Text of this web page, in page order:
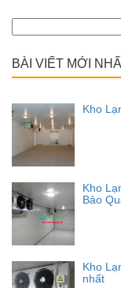
kiếm
BÀI VIẾT MỚI
Kho
Kho
Bảo
Kho
nhất